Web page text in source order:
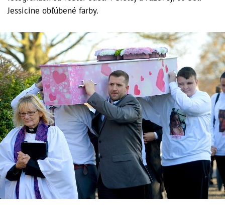
Jessicine obľúbené farby.